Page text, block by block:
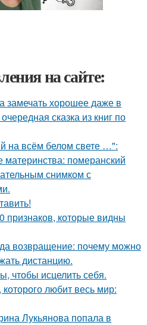
на сайте:
замечать хорошее даже в
сказка из книг по
на всём белом свете …":
померанский
снимком с
признаков, которые видны
возвращение: почему можно
дистанцию.
чтобы исцелить себя.
любит весь мир:
Лукьянова попала в